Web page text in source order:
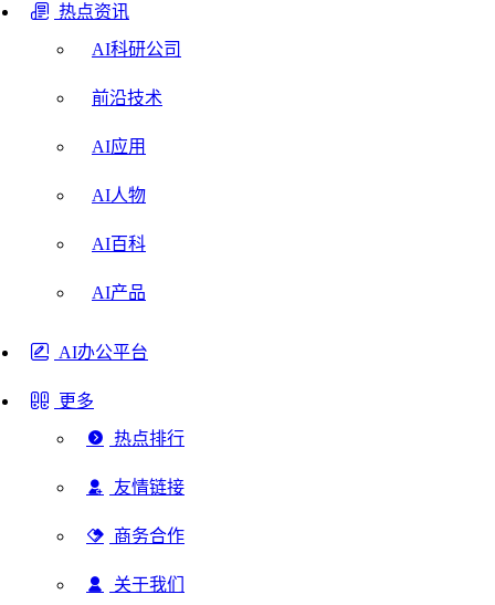
热点资讯
AI科研公司
前沿技术
AI应用
AI人物
AI百科
AI产品
AI办公平台
更多
热点排行
友情链接
商务合作
关于我们